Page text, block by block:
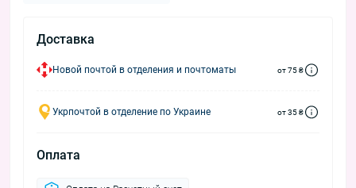
Доставка
Новой почтой в отделения и почтоматы от 75 ₴
Укрпочтой в отделение по Украине от 35 ₴
Оплата